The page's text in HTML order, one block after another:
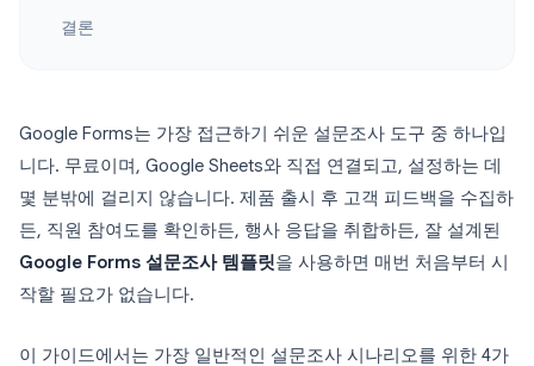
결론
Google Forms는 가장 접근하기 쉬운 설문조사 도구 중 하나입
니다. 무료이며, Google Sheets와 직접 연결되고, 설정하는 데
몇 분밖에 걸리지 않습니다. 제품 출시 후 고객 피드백을 수집하
든, 직원 참여도를 확인하든, 행사 응답을 취합하든, 잘 설계된
Google Forms 설문조사 템플릿을 사용하면 매번 처음부터 시
작할 필요가 없습니다.
이 가이드에서는 가장 일반적인 설문조사 시나리오를 위한 4가